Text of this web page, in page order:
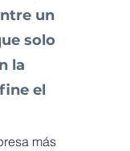
un
solo
la
el
más